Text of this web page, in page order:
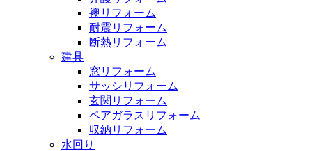
襖リフォーム
耐震リフォーム
断熱リフォーム
建具
窓リフォーム
サッシリフォーム
玄関リフォーム
ペアガラスリフォーム
収納リフォーム
水回り